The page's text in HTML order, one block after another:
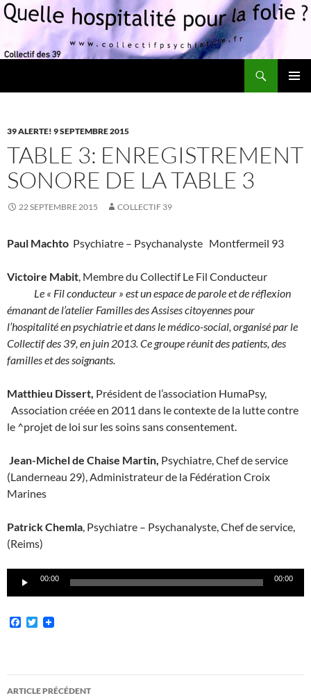
39 ALERTE! 9 SEPTEMBRE 2015
TABLE 3: ENREGISTREMENT
SONORE DE LA TABLE 3
22 SEPTEMBRE 2015 COLLECTIF 39
Paul Machto Psychiatre – Psychanalyste Montfermeil 93
Victoire Mabit, Membre du Collectif Le Fil Conducteur
Le « Fil conducteur » est un espace de parole et de réflexion
émanant de l’atelier Familles des Assises citoyennes pour
l’hospitalité en psychiatrie et dans le médico-social, organisé par le
Collectif des 39, en juin 2013. Ce groupe réunit des patients, des
familles et des soignants.
Matthieu Dissert, Président de l’association HumaPsy,
Association créée en 2011 dans le contexte de la lutte contre
le ^projet de loi sur les soins sans consentement.
Jean-Michel de Chaise Martin, Psychiatre, Chef de service
(Landerneau 29), Administrateur de la Fédération Croix
Marines
Patrick Chemla, Psychiatre – Psychanalyste, Chef de service,
(Reims)
Lecteur00:00 00:00
F
o
o
T
e
r
Navigation
ARTICLE PRÉCÉDENT